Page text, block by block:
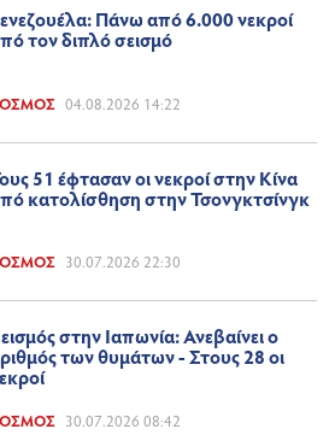
Πάνω από 6.000 νεκροί
τον διπλό σεισμό
04.08.2026 14:22
51 έφτασαν οι νεκροί στην Κίνα
κατολίσθηση στην Τσονγκτσίνγκ
30.07.2026 22:30
στην Ιαπωνία: Ανεβαίνει ο
των θυμάτων - Στους 28 οι
30.07.2026 08:42